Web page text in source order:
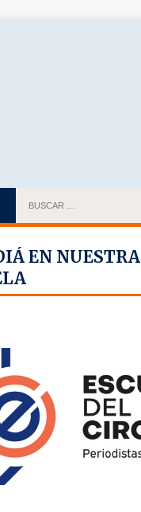
EN NUESTRA